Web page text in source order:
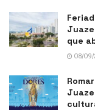
que
08/